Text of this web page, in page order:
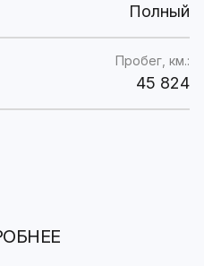
Полный
Пробег, км.:
45 824